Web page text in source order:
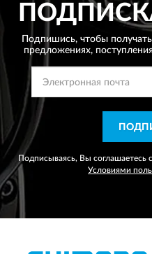
Подпишись, чтобы
предложениях,
Подписываясь, Вы соглашаетесь с
Условиями